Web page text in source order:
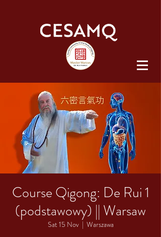
Course Qigong: De Rui 1
(podstawowy) || Warsaw
Sat 15 Nov
  |
Warszawa